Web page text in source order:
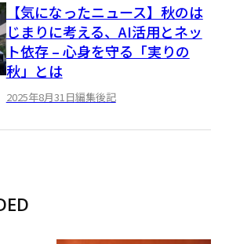
【気になったニュース】秋のは
じまりに考える、AI活用とネッ
ト依存 – 心身を守る「実りの
秋」とは
2025年8月31日編集後記